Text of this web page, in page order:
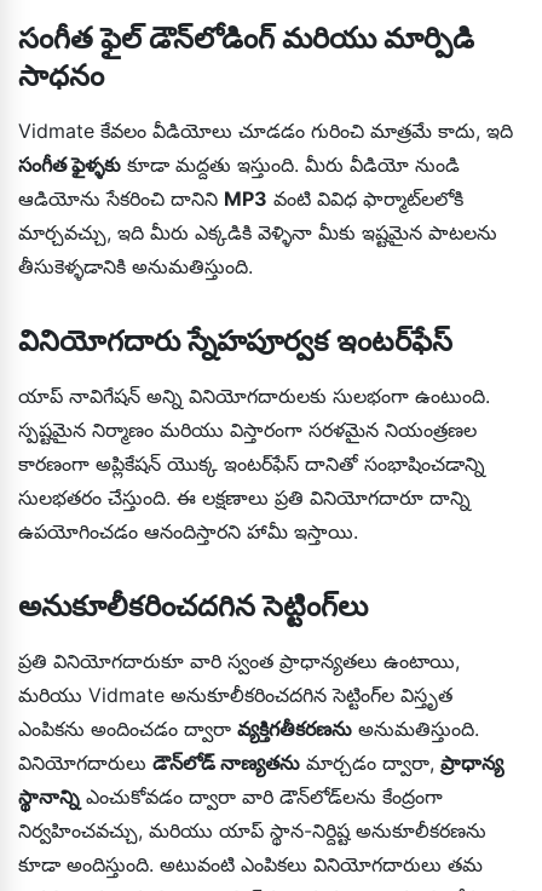
సంగీత ఫైల్ డౌన్‌లోడింగ్ మరియు మార్పిడి
సాధనం
Vidmate కేవలం వీడియోలు చూడడం గురించి మాత్రమే కాదు, ఇది
సంగీత ఫైళ్ళకు కూడా మద్దతు ఇస్తుంది. మీరు వీడియో నుండి
ఆడియోను సేకరించి దానిని MP3 వంటి వివిధ ఫార్మాట్‌లలోకి
మార్చవచ్చు, ఇది మీరు ఎక్కడికి వెళ్ళినా మీకు ఇష్టమైన పాటలను
తీసుకెళ్ళడానికి అనుమతిస్తుంది.
వినియోగదారు స్నేహపూర్వక ఇంటర్‌ఫేస్
యాప్ నావిగేషన్ అన్ని వినియోగదారులకు సులభంగా ఉంటుంది.
స్పష్టమైన నిర్మాణం మరియు విస్తారంగా సరళమైన నియంత్రణల
కారణంగా అప్లికేషన్ యొక్క ఇంటర్‌ఫేస్ దానితో సంభాషించడాన్ని
సులభతరం చేస్తుంది. ఈ లక్షణాలు ప్రతి వినియోగదారూ దాన్ని
ఉపయోగించడం ఆనందిస్తారని హామీ ఇస్తాయి.
అనుకూలీకరించదగిన సెట్టింగ్‌లు
ప్రతి వినియోగదారుకూ వారి స్వంత ప్రాధాన్యతలు ఉంటాయి,
మరియు Vidmate అనుకూలీకరించదగిన సెట్టింగ్‌ల విస్తృత
ఎంపికను అందించడం ద్వారా వ్యక్తిగతీకరణను అనుమతిస్తుంది.
వినియోగదారులు డౌన్‌లోడ్ నాణ్యతను మార్చడం ద్వారా, ప్రాధాన్య
స్థానాన్ని ఎంచుకోవడం ద్వారా వారి డౌన్‌లోడ్‌లను కేంద్రంగా
నిర్వహించవచ్చు, మరియు యాప్ స్థాన-నిర్దిష్ట అనుకూలీకరణను
కూడా అందిస్తుంది. అటువంటి ఎంపికలు వినియోగదారులు తమ